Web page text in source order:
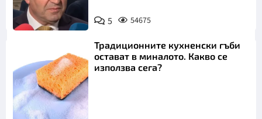
5 54675
Традиционните кухненски гъби
остават в миналото. Какво се
използва сега?